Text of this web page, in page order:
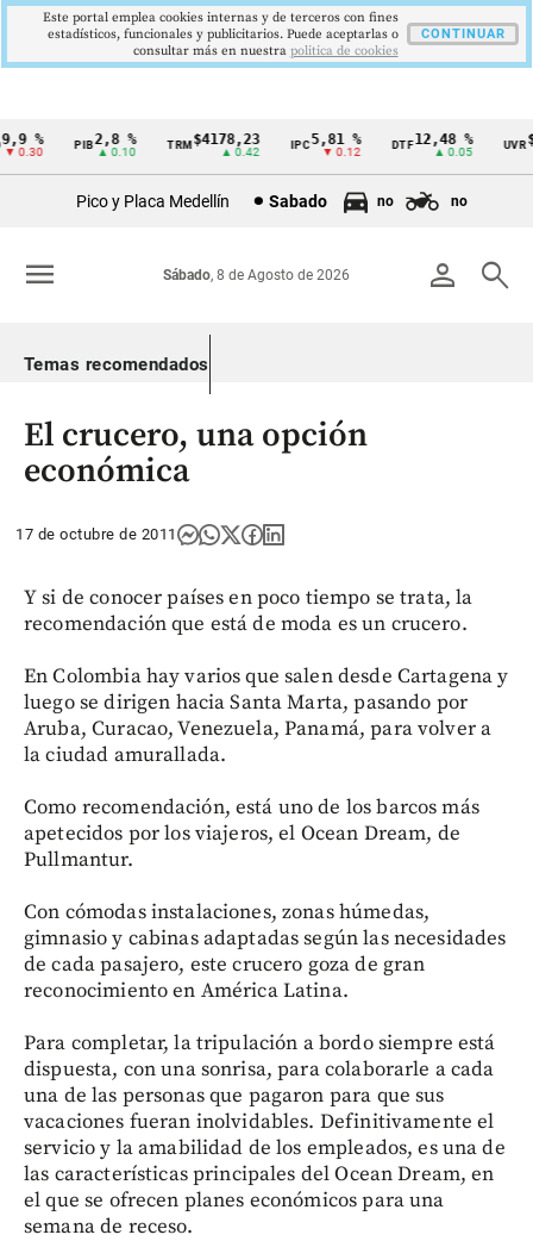
Cintillo
Colombia
%
0.30
PIB2,8 %
▲ 0.10
TRM$4178,23
▲ 0.42
IPC5,81 %
▼ 0.12
DTF12,48 %
▲ 0.05
UVR
Pico y Placa Medellín Sabado no no
person search
Sábado, 8 de Agosto de 2026
menu
Temas recomendados
El crucero, una opción
económica
17 de octubre de 2011
Y si de conocer países en poco tiempo se trata, la
recomendación que está de moda es un crucero.
En Colombia hay varios que salen desde Cartagena y
luego se dirigen hacia Santa Marta, pasando por
Aruba, Curacao, Venezuela, Panamá, para volver a
la ciudad amurallada.
Como recomendación, está uno de los barcos más
apetecidos por los viajeros, el Ocean Dream, de
Pullmantur.
Con cómodas instalaciones, zonas húmedas,
gimnasio y cabinas adaptadas según las necesidades
de cada pasajero, este crucero goza de gran
reconocimiento en América Latina.
Para completar, la tripulación a bordo siempre está
dispuesta, con una sonrisa, para colaborarle a cada
una de las personas que pagaron para que sus
vacaciones fueran inolvidables. Definitivamente el
servicio y la amabilidad de los empleados, es una de
las características principales del Ocean Dream, en
el que se ofrecen planes económicos para una
semana de receso.
Este portal emplea cookies internas y de terceros con fines
estadísticos, funcionales y publicitarios. Puede aceptarlas o
consultar más en nuestra politica de cookies
CONTINUAR